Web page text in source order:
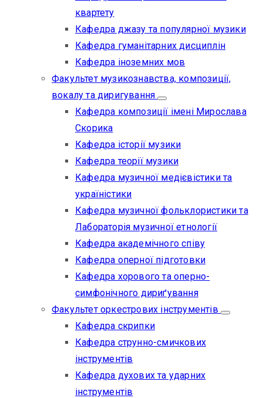
квартету
Кафедра джазу та популярної музики
Кафедра гуманітарних дисциплін
Кафедра іноземних мов
Факультет музикознавства, композиції,
вокалу та диригування
Кафедра композиції імені Мирослава
Скорика
Кафедра історії музики
Кафедра теорії музики
Кафедра музичної медієвістики та
україністики
Кафедра музичної фольклористики та
Лабораторія музичної етнології
Кафедра академічного співу
Кафедра оперної підготовки
Кафедра хорового та оперно-
симфонічного дириґування
Факультет оркестрових інструментів
Кафедра скрипки
Кафедра струнно-смичкових
інструментів
Кафедра духових та ударних
інструментів